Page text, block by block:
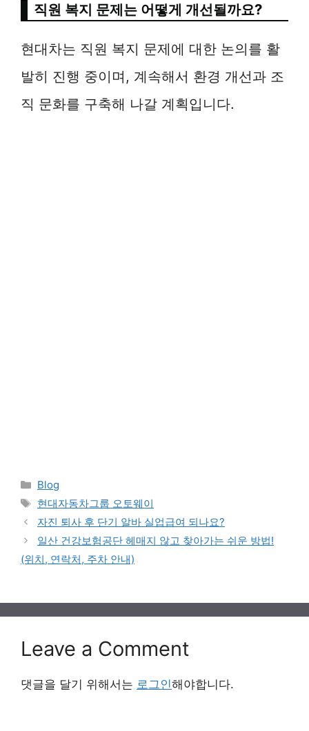
직원 복지 문제는 어떻게 개선될까요?
현대차는 직원 복지 문제에 대한 논의를 활
발히 진행 중이며, 계속해서 환경 개선과 조
직 문화를 구축해 나갈 계획입니다.
Categories
Blog
Tags
현대자동차그룹 오토웨이
자진 퇴사 후 단기 알바 실업급여 되나요?
일산 건강보험공단 헤매지 않고 찾아가는 쉬운 방법!
(위치, 연락처, 주차 안내)
Leave a Comment
댓글을 달기 위해서는 로그인해야합니다.